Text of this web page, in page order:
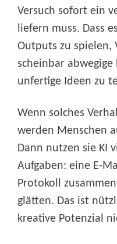
Versuch sofort ein
liefern muss. Dass
Outputs zu spielen,
scheinbar
unfertige Ideen zu
Wenn solches
werden Menschen
Dann nutzen sie KI
Aufgaben: eine E-
Protokoll
glätten. Das ist
kreative Potenzial